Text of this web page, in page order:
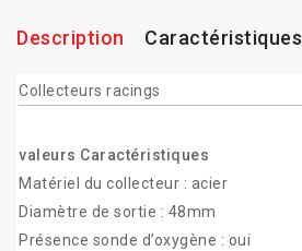
Description Caractéristiques
Collecteurs racings
valeurs Caractéristiques
Matériel du collecteur : acier
Diamètre de sortie : 48mm
Présence sonde d’oxygène : oui